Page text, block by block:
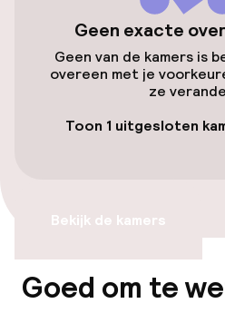
Eet- en
Restaurant
Bar
Ontbijtbuffet
Ontbijt à la carte
Geen exacte
Geen van de kamers is
overeen met je
ze
Toon 1 uitgesloten
Bekijk de kamers
Goed om te